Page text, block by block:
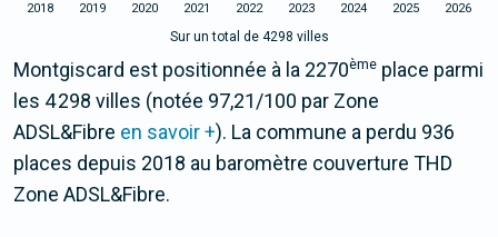
2018 2019 2020 2021 2022 2023 2024 2025 2026
Sur un total de 4298 villes
Montgiscard est positionnée à la 2270ème place parmi
les 4 298 villes (notée 97,21/100 par Zone
ADSL&Fibre en savoir +). La commune a perdu 936
places depuis 2018 au baromètre couverture THD
Zone ADSL&Fibre.